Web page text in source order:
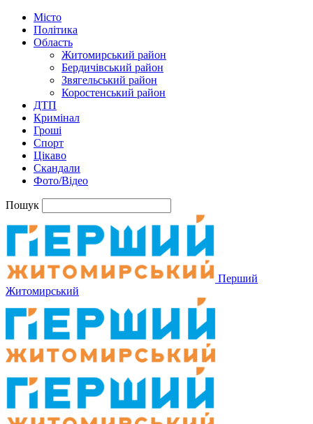
Місто
Політика
Область
Житомирський район
Бердичівський район
Звягельський район
Коростенський район
ДТП
Кримінал
Гроші
Спорт
Цікаво
Скандали
Фото/Відео
Пошук
Перший
Житомирський